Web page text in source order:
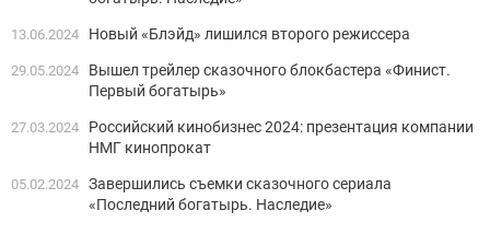
13.06.2024 Новый «Блэйд» лишился второго режиссера
29.05.2024
Вышел трейлер сказочного блокбастера «Финист.
Первый богатырь»
27.03.2024
Российский кинобизнес 2024: презентация компании
НМГ кинопрокат
05.02.2024 Завершились съемки сказочного сериала
«Последний богатырь. Наследие»